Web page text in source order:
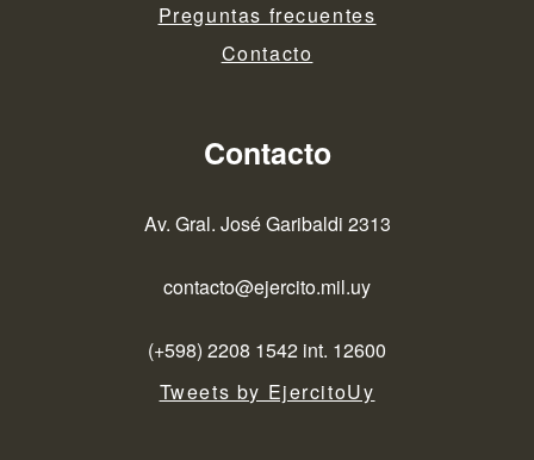
Preguntas frecuentes
Contacto
Contacto
Av. Gral. José Garibaldi 2313
contacto@ejercito.mil.uy
(+598) 2208 1542 int. 12600
Tweets by EjercitoUy